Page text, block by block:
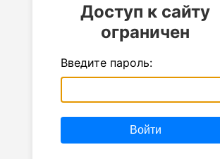
Доступ к сайту
ограничен
Введите пароль:
Войти